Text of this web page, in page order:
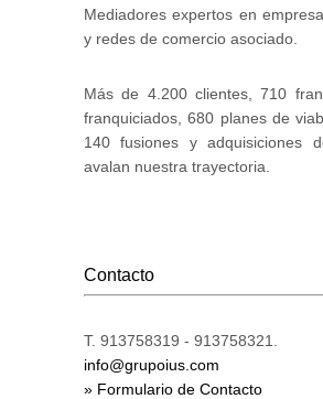
Mediadores expertos en
y redes de comercio asociado.
Más de 4.200 clientes, 710
franquiciados, 680 planes de
140 fusiones y adquisiciones
avalan nuestra trayectoria.
Contacto
T. 913758319 - 913758321.
info@grupoius.com
» Formulario de Contacto